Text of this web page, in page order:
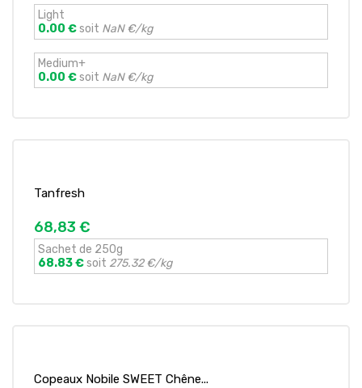
Light
0.00 €soit NaN €/kg
Medium+
0.00 €soit NaN €/kg
Tanfresh
68,83 €
Sachet de 250g
68.83 €soit 275.32 €/kg
Copeaux Nobile SWEET Chêne...